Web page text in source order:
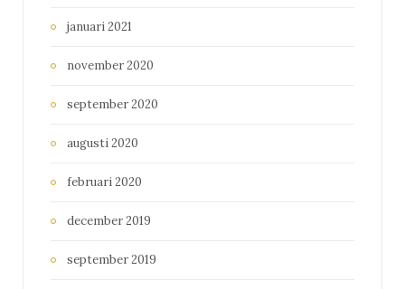
januari 2021
november 2020
september 2020
augusti 2020
februari 2020
december 2019
september 2019